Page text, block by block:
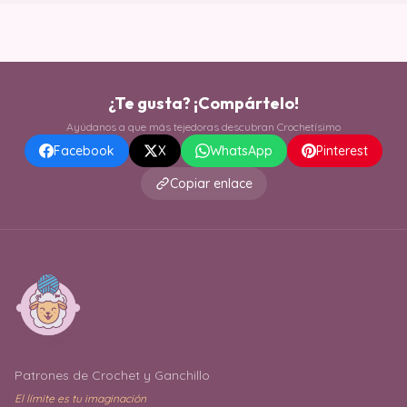
¿Te gusta? ¡Compártelo!
Ayúdanos a que más tejedoras descubran Crochetísimo
Facebook X WhatsApp
Pinterest
Copiar enlace
Patrones de Crochet y Ganchillo
El límite es tu imaginación